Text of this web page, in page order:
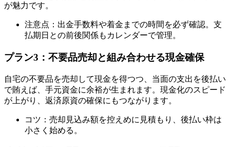
が魅力です。
注意点：出金手数料や着金までの時間を必ず確認。支
払期日との前後関係もカレンダーで管理。
プラン3：不要品売却と組み合わせる現金確保
自宅の不要品を売却して現金を得つつ、当面の支出を後払い
で賄えば、手元資金に余裕が生まれます。現金化のスピード
が上がり、返済原資の確保にもつながります。
コツ：売却見込み額を控えめに見積もり、後払い枠は
小さく始める。